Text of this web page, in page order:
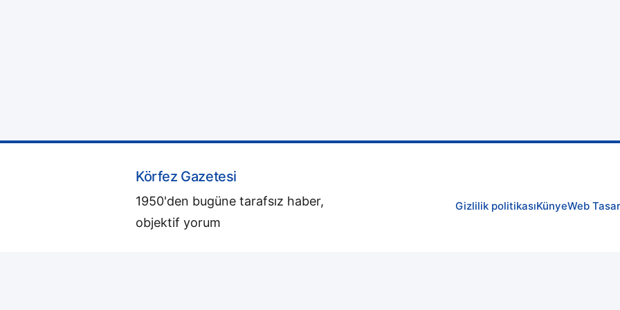
Körfez Gazetesi
1950'den bugüne tarafsız haber,
objektif yorum
Gizlilik politikasıKünyeWeb